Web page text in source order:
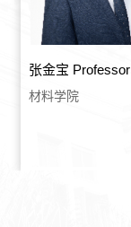
张金宝 Professor
材料学院